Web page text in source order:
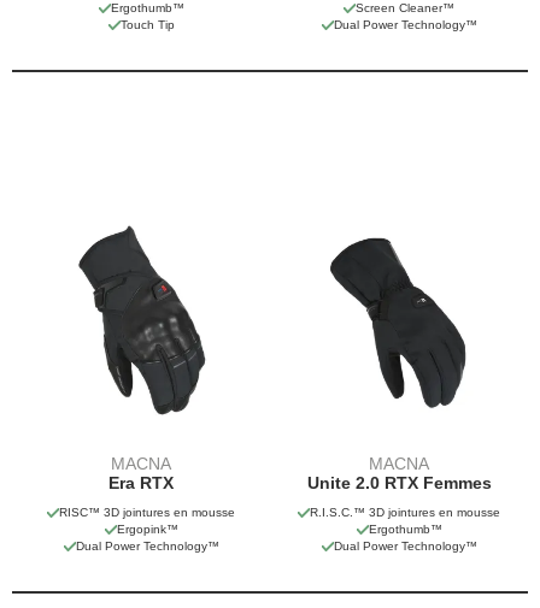
Ergothumb™
Touch Tip
Screen Cleaner™
Dual Power Technology™
MACNA
Era RTX
RISC™ 3D jointures en mousse
Ergopink™
Dual Power Technology™
MACNA
Unite 2.0 RTX Femmes
R.I.S.C.™ 3D jointures en mousse
Ergothumb™
Dual Power Technology™